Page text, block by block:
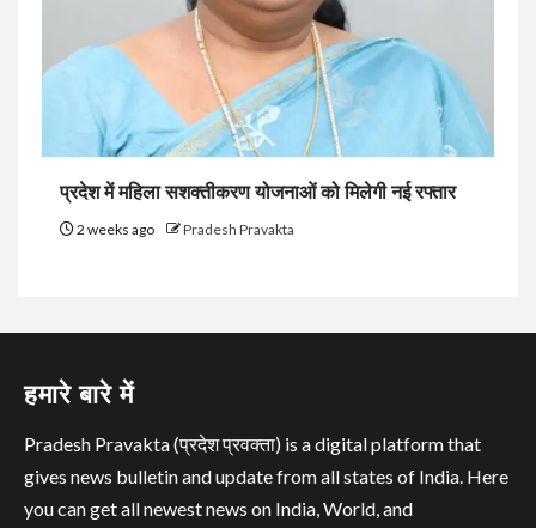
प्रदेश में महिला सशक्तीकरण योजनाओं को मिलेगी नई रफ्तार
2 weeks ago Pradesh Pravakta
हमारे बारे में
Pradesh Pravakta (प्रदेश प्रवक्ता) is a digital platform that
gives news bulletin and update from all states of India. Here
you can get all newest news on India, World, and